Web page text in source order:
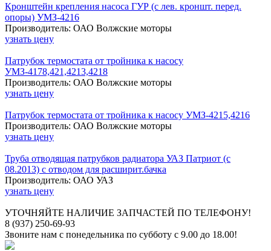
Кронштейн крепления насоса ГУР (с лев. кроншт. перед.
опоры) УМЗ-4216
Производитель: ОАО Волжские моторы
узнать цену
Патрубок термостата от тройника к насосу
УМЗ-4178,421,4213,4218
Производитель: ОАО Волжские моторы
узнать цену
Патрубок термостата от тройника к насосу УМЗ-4215,4216
Производитель: ОАО Волжские моторы
узнать цену
Труба отводящая патрубков радиатора УАЗ Патриот (с
08.2013) с отводом для расширит.бачка
Производитель: ОАО УАЗ
узнать цену
УТОЧНЯЙТЕ НАЛИЧИЕ ЗАПЧАСТЕЙ ПО ТЕЛЕФОНУ!
8 (937) 250-69-93
Звоните нам с понедельника по субботу с 9.00 до 18.00!